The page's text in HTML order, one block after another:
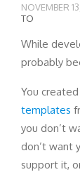
NOVEMBER
TO
While
probably
You created
templates
you don’t
don’t want
support it,